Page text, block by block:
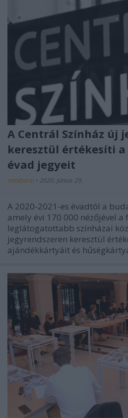
A Centrál Színház új
keresztül értékesíti
évad jegyeit
mtothorsi • 2020. június 29.
A 2020-2021-es évadtól a
amely évi 170 000 nézőjével a
leglátogatottabb színházai
jegyrendszeren keresztül
ajándékkártyáit és